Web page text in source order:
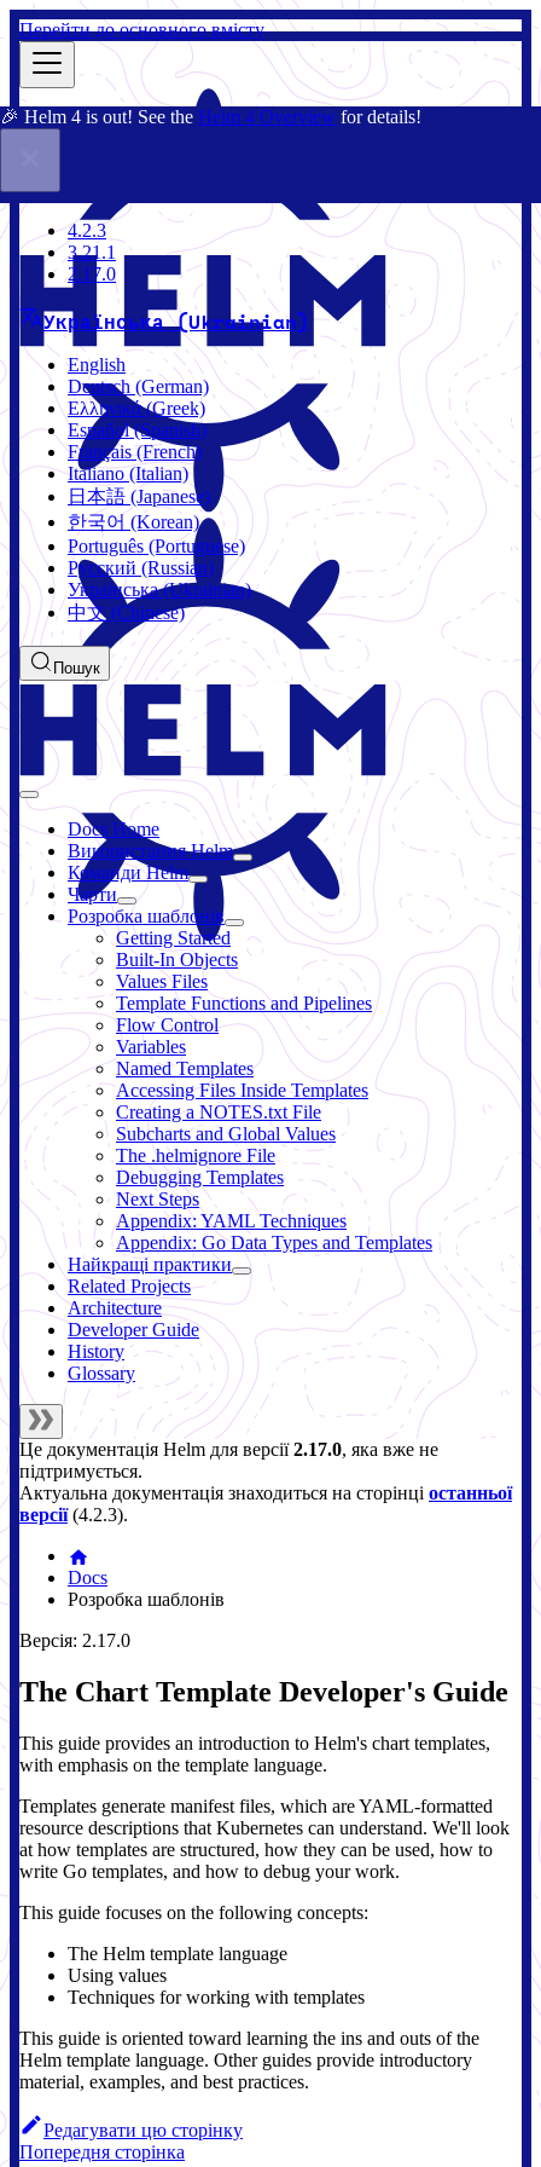
Перейти до основного вмісту
🎉 Helm 4 is out! See the Helm 4 Overview for details!
2.17.0
4.2.3
3.21.1
2.17.0
Українська (Ukrainian)
English
Deutsch (German)
Ελληνικά (Greek)
Español (Spanish)
Français (French)
Italiano (Italian)
日本語 (Japanese)
한국어 (Korean)
Português (Portuguese)
Русский (Russian)
Українська (Ukrainian)
中文 (Chinese)
Пошук
Docs Home
Використання Helm
Команди Helm
Чарти
Розробка шаблонів
Getting Started
Built-In Objects
Values Files
Template Functions and Pipelines
Flow Control
Variables
Named Templates
Accessing Files Inside Templates
Creating a NOTES.txt File
Subcharts and Global Values
The .helmignore File
Debugging Templates
Next Steps
Appendix: YAML Techniques
Appendix: Go Data Types and Templates
Найкращі практики
Related Projects
Architecture
Developer Guide
History
Glossary
Це документація Helm для версії2.17.0, яка вже не
підтримується.
Актуальна документація знаходиться на сторінці останньої
версії(4.2.3).
Docs
Розробка шаблонів
Версія: 2.17.0
The Chart Template Developer's Guide
This guide provides an introduction to Helm's chart templates,
with emphasis on the template language.
Templates generate manifest files, which are YAML-formatted
resource descriptions that Kubernetes can understand. We'll look
at how templates are structured, how they can be used, how to
write Go templates, and how to debug your work.
This guide focuses on the following concepts:
The Helm template language
Using values
Techniques for working with templates
This guide is oriented toward learning the ins and outs of the
Helm template language. Other guides provide introductory
material, examples, and best practices.
Редагувати цю сторінку
Попередня сторінка